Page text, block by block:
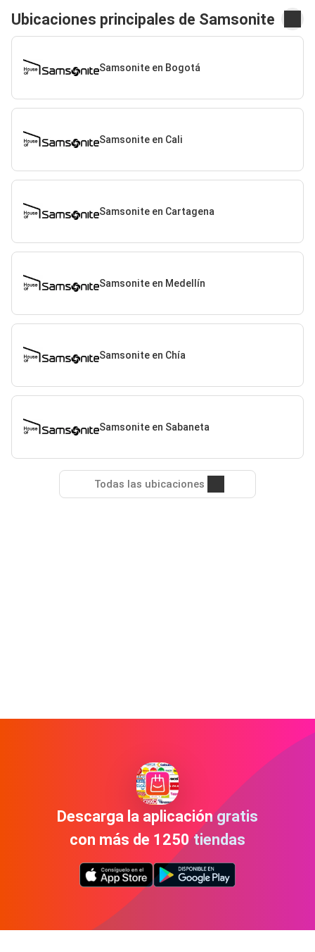
Ubicaciones principales de Samsonite
Samsonite en Bogotá
Samsonite en Cali
Samsonite en Cartagena
Samsonite en Medellín
Samsonite en Chía
Samsonite en Sabaneta
Todas las ubicaciones
Descarga la aplicación gratis
con más de 1250 tiendas